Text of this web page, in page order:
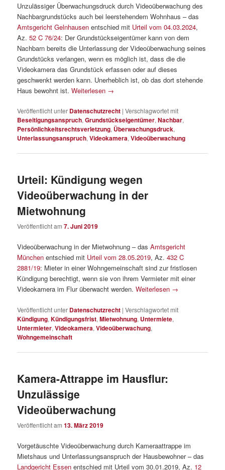
Unzulässiger Überwachungsdruck durch Videoüberwachung des
Nachbargrundstücks auch bei leerstehendem Wohnhaus – das
Amtsgericht Gelnhausen entschied mit Urteil vom 04.03.2024,
Az.52 C 76/24: Der Grundstückseigentümer kann von dem
Nachbarn bereits die Unterlassung der Videoüberwachung seines
Grundstücks verlangen, wenn es möglich ist, dass die die
Videokamera das Grundstück erfassen oder auf dieses
geschwenkt werden kann. Unerheblich ist, ob das dort stehende
Haus bewohnt ist.Weiterlesen →
Veröffentlicht unter Datenschutzrecht |Verschlagwortet mit
Beseitigungsanspruch,Grundstückseigentümer,Nachbar,
Persönlichkeitsrechtsverletzung, Überwachungsdruck,
Unterlassungsanspruch,Videokamera,Videoüberwachung
Urteil: Kündigung wegen
Videoüberwachung in der
Mietwohnung
Veröffentlicht am7. Juni 2019
Videoüberwachung in der Mietwohnung – dasAmtsgericht
München entschied mit Urteil vom 28.05.2019, Az.432 C
2881/19: Mieter in einer Wohngemeinschaft sind zur fristlosen
Kündigung berechtigt, wenn sie von ihrem Vermieter mit einer
Videokamera im Flur überwacht werden.Weiterlesen →
Veröffentlicht unter Datenschutzrecht |Verschlagwortet mit
Kündigung,Kündigungsfrist,Mietwohnung, Untermiete,
Untermieter,Videokamera,Videoüberwachung,
Wohngemeinschaft
Kamera-Attrappe im Hausflur:
Unzulässige
Videoüberwachung
Veröffentlicht am13. März 2019
Vorgetäuschte Videoüberwachung durch Kameraattrappe im
Mietshaus und Unterlassungsanspruch der Hausbewohner – das
Landgericht Essen entschied mit Urteil vom 30.01.2019, Az. 12